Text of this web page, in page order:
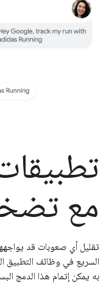
مع
تقليل أي صعوبات قد
السريع في وظائف التطبيق
به يمكن إتمام هذا الدمج